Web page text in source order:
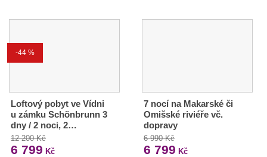
-44 %
Loftový pobyt ve Vídni
u zámku Schönbrunn 3
dny / 2 noci, 2…
12 200 Kč
6 799 Kč
7 nocí na Makarské či
Omišské riviéře vč.
dopravy
6 990 Kč
6 799 Kč